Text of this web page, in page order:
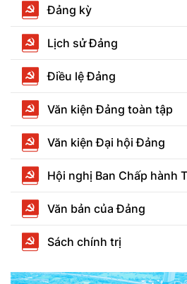
Đảng kỳ
Lịch sử Đảng
Điều lệ Đảng
Văn kiện Đảng toàn tập
Văn kiện Đại hội Đảng
Hội nghị Ban Chấp hành
Văn bản của Đảng
Sách chính trị